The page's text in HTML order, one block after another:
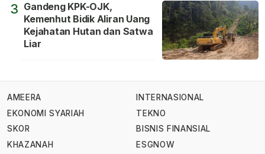
3 Gandeng KPK-OJK,
Kemenhut Bidik Aliran Uang
Kejahatan Hutan dan Satwa
Liar
AMEERA
EKONOMI SYARIAH
SKOR
KHAZANAH
INTERNASIONAL
TEKNO
BISNIS FINANSIAL
ESGNOW